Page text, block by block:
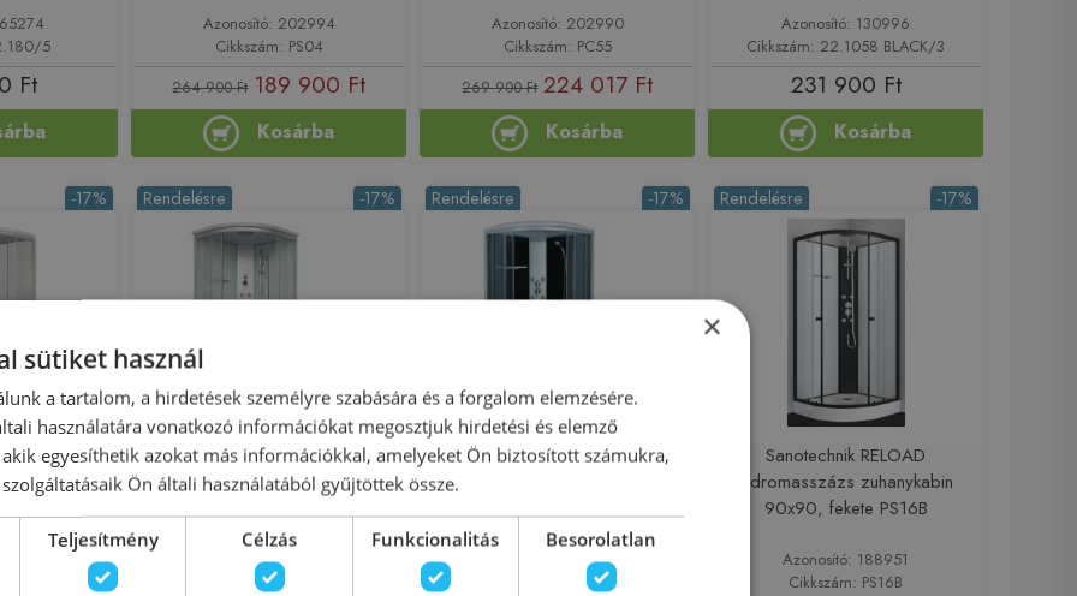
5
Ft
Azonosító: 202994
Cikkszám: PS04
264 900 Ft 189 900 Ft
Kosárba
Azonosító: 202990
Cikkszám: PC55
269 900 Ft 224 017 Ft
Kosárba
Azonosító: 130996
Cikkszám: 22.1058 BLACK/3
231 900 Ft
Kosárba
-17%
cm-es TC01
-17%
Rendelésre
Sanotechnik Rumba
hidromasszázs zuhanykabin
Azonosító: 162694
Cikkszám: CL88
-17%
Rendelésre
Sanotechnik Punto
hidromasszázs zuhanykabin
Azonosító: 162699
Cikkszám: CL07
-17%
Rendelésre
Sanotechnik RELOAD
hidromasszázs zuhanykabin
90x90, fekete PS16B
Azonosító: 188951
Cikkszám: PS16B
×
sütiket használ
a tartalom, a hirdetések személyre szabására és a forgalom elemzésére.
használatára vonatkozó információkat megosztjuk hirdetési és elemző
egyesíthetik azokat más információkkal, amelyeket Ön biztosított számukra,
Ön általi használatából gyűjtöttek össze.
Teljesítmény Célzás Funkcionalitás Besorolatlan